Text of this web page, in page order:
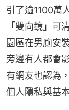
引了逾1100萬
「雙向鏡」可
園區在男廁安
旁邊有人都會
有網友也認為
個人隱私與基